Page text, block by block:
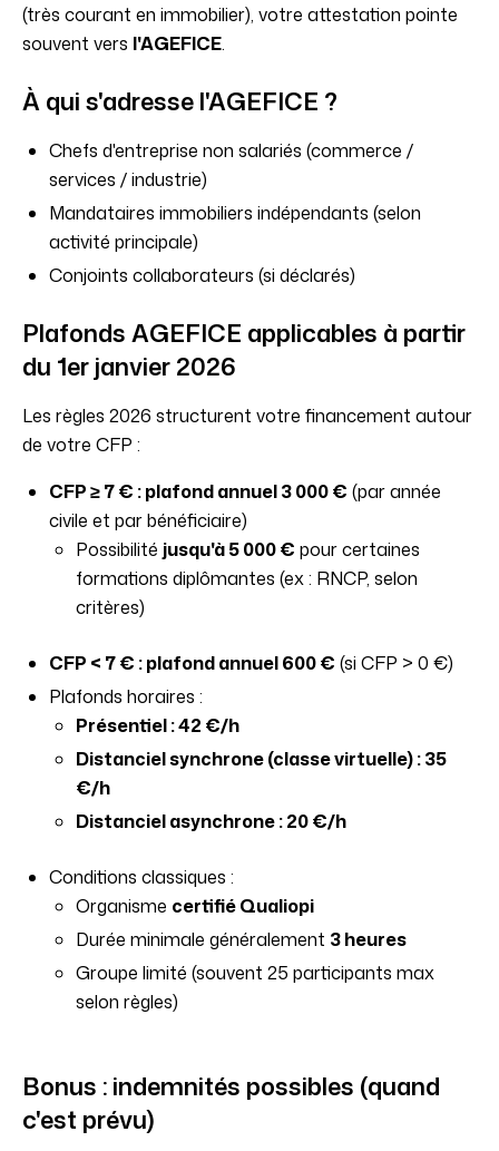
(très courant en immobilier), votre attestation pointe
souvent vers l'AGEFICE.
À qui s'adresse l'AGEFICE ?
Chefs d'entreprise non salariés (commerce /
services / industrie)
Mandataires immobiliers indépendants (selon
activité principale)
Conjoints collaborateurs (si déclarés)
Plafonds AGEFICE applicables à partir
du 1er janvier 2026
Les règles 2026 structurent votre financement autour
de votre CFP :
CFP ≥ 7 € : plafond annuel 3 000 € (par année
civile et par bénéficiaire)
Possibilité jusqu'à 5 000 € pour certaines
formations diplômantes (ex : RNCP, selon
critères)
CFP < 7 € : plafond annuel 600 € (si CFP > 0 €)
Plafonds horaires :
Présentiel : 42 €/h
Distanciel synchrone (classe virtuelle) : 35
€/h
Distanciel asynchrone : 20 €/h
Conditions classiques :
Organisme certifié Qualiopi
Durée minimale généralement 3 heures
Groupe limité (souvent 25 participants max
selon règles)
Bonus : indemnités possibles (quand
c'est prévu)